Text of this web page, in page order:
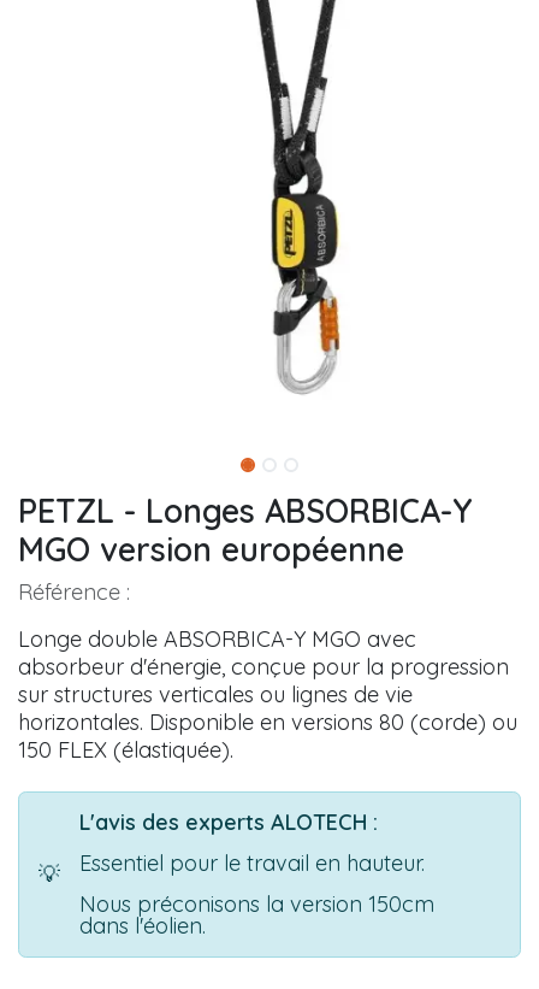
PETZL - Longes ABSORBICA-Y
MGO version européenne
Référence :
Longe double ABSORBICA-Y MGO avec
absorbeur d'énergie, conçue pour la progression
sur structures verticales ou lignes de vie
horizontales. Disponible en versions 80 (corde) ou
150 FLEX (élastiquée).
💡
L'avis des experts ALOTECH :
Essentiel pour le travail en hauteur.
Nous préconisons la version 150cm
dans l'éolien.